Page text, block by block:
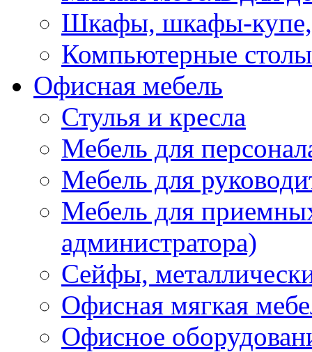
Шкафы, шкафы-купе,
Компьютерные столы
Офисная мебель
Стулья и кресла
Мебель для
Мебель для
Мебель для
администратора)
Сейфы,
Офисная мягкая
Офисное